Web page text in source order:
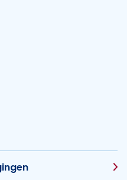
van Hypotheek
pagina vanpagina van